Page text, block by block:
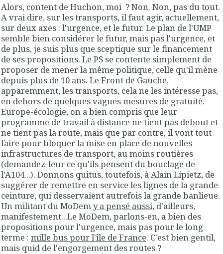
Alors, content de Huchon, moi ? Non. Non, pas du tout.
A vrai dire, sur les transports, il faut agir, actuellement,
sur deux axes : l'urgence, et le futur. Le plan de l'UMP
semble bien considérer le futur, mais pas l'urgence, et
de plus, je suis plus que sceptique sur le financement
de ses propositions. Le PS se contente simplement de
proposer de mener la même politique, celle qu'il mène
depuis plus de 10 ans. Le Front de Gauche,
apparemment, les transports, cela ne les intéresse pas,
en dehors de quelques vagues mesures de gratuité.
Europe-écologie, on a bien compris que leur
programme de travail à distance ne tient pas debout et
ne tient pas la route, mais que par contre, il vont tout
faire pour bloquer la mise en place de nouvelles
infrastructures de transport, au moins routières
(demandez-leur ce qu'ils pensent du bouclage de
l'A104...). Donnons quitus, toutefois, à Alain Lipietz, de
suggérer de remettre en service les lignes de la grande
ceinture, qui desservaient autrefois la grande banlieue.
Un militant du MoDemy a pensé aussi, d'ailleurs,
manifestement...Le MoDem, parlons-en, a bien des
propositions pour l'urgence, mais pas pour le long
terme : mille bus pour l'île de France. C'est bien gentil,
mais quid de l'engorgement des routes ?